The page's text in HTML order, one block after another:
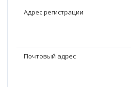
Адрес регистрации
Почтовый адрес